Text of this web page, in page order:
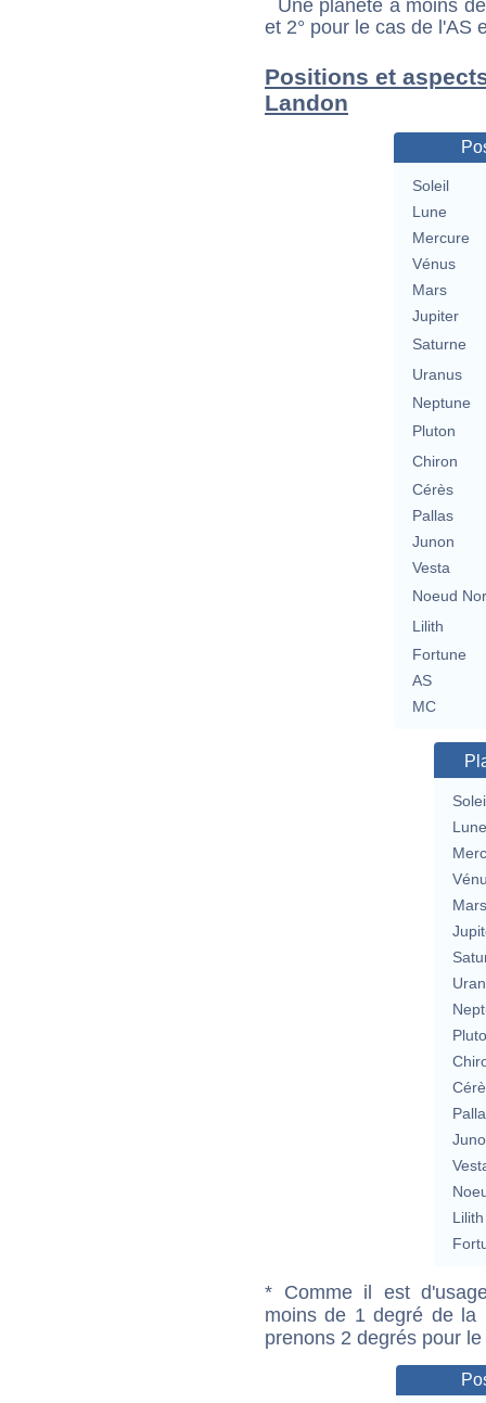
Une planète à moins
et 2° pour le cas de l'AS
Positions et
Landon
Soleil
Lune
Mercure
Vénus
Mars
Jupiter
Saturne
Uranus
Neptune
Pluton
Chiron
Cérès
Pallas
Junon
Vesta
Noeud
Lilith
Fortune
AS
MC
Lune
Mars
Lilith
* Comme il est
moins de 1 degré de la
prenons 2 degrés pour